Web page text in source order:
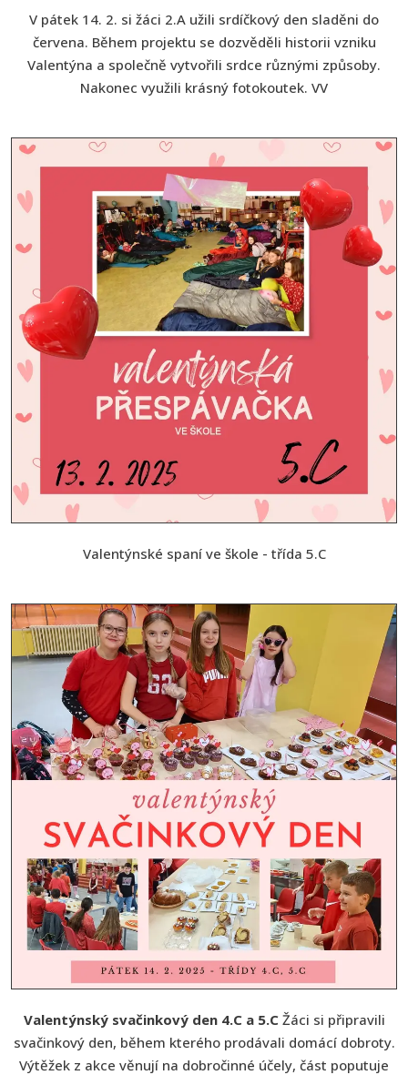
V pátek 14. 2. si žáci 2.A užili srdíčkový den sladěni do
červena. Během projektu se dozvěděli historii vzniku
Valentýna a společně vytvořili srdce různými způsoby.
Nakonec využili krásný fotokoutek. VV
Valentýnské spaní ve škole - třída 5.C
Valentýnský svačinkový den 4.C a 5.CŽáci si připravili
svačinkový den, během kterého prodávali domácí dobroty.
Výtěžek z akce věnují na dobročinné účely, část poputuje